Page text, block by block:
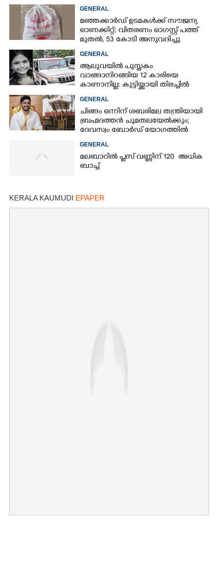
GENERAL
മഞ്ഞക്കാർഡ് ഉടമകൾക്ക് സൗജന്യ
ഓണക്കിറ്റ്; വിതരണം ഓഗസ്റ്റ് പത്ത്
മുതൽ, 53 കോടി അനുവദിച്ചു
GENERAL
ആലുവയിൽ പുസ്തകം
വാങ്ങാനിറങ്ങിയ 12 കാരിയെ
കാണാനില്ല: കുട്ടിയ്ക്കായി തിരച്ചിൽ
GENERAL
ചിങ്ങം ഒന്നിന് ശബരിമല തന്ത്രിയായി
ബ്രഹ്മദത്തൻ ചുമതലയേൽക്കും;
ദേവസ്വം ബോർഡ് യോഗത്തിൽ
GENERAL
മലബാറിൽ പ്ലസ് വണ്ണിന് 120 അധിക
ബാച്ച്
KERALA KAUMUDI EPAPER